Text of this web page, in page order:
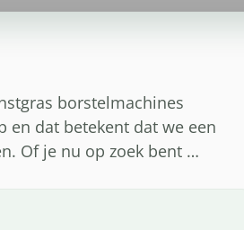
borstelmachines
en dat betekent dat we een
Of je nu op zoek bent …